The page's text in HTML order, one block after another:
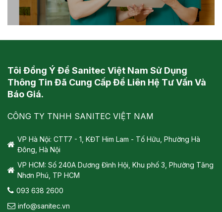
Tôi Đồng Ý Để Sanitec Việt Nam Sử Dụng
Thông Tin Đã Cung Cấp Để Liên Hệ Tư Vấn Và
Báo Giá.
CÔNG TY TNHH SANITEC VIỆT NAM
VP Hà Nội: CTT7 - 1, KĐT Him Lam - Tố Hữu, Phường Hà
Đông, Hà Nội
VP HCM: Số 240A Dương Đình Hội, Khu phố 3, Phường Tăng
Nhơn Phú, TP HCM
093 638 2600
info@sanitec.vn